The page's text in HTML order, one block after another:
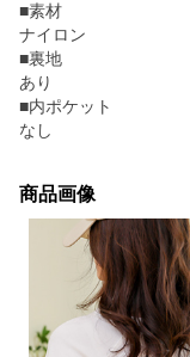
■素材
ナイロン
■裏地
あり
■内ポケット
なし
商品画像